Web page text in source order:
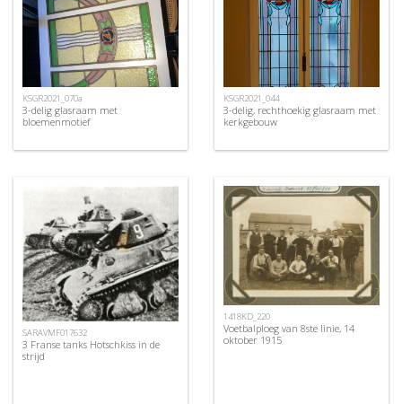
KSGR2021_070a
3-delig glasraam met
bloemenmotief
KSGR2021_044
3-delig, rechthoekig glasraam met
kerkgebouw
SARAVMF017632
3 Franse tanks Hotschkiss in de
strijd
1418KD_220
Voetbalploeg van 8ste linie, 14
oktober 1915